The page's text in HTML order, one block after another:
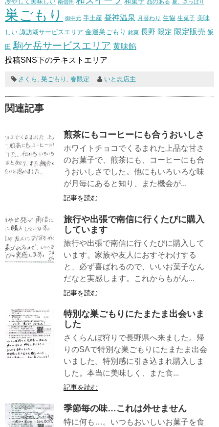
南信州 品のある 夏、さっぱり
巣ごもり 御中元 手土産 昼神温泉 月替わり 生協 生菓子 美味
しい 諏訪湖サービスエリア 金運巣ごもり 銘菓 長野 限定 限定販売 飯
田 駒ケ岳サービスエリア 黄味餡
投稿SNS下のテキストエリア
さくら , 巣ごもり , 春限定 いと忠店主
関連記事
煎茶にもコーヒーにも合うおいしさ
ホワイトチョコでくるまれた上品な甘さ
のお菓子で、煎茶にも、コーヒーにも合
うおいしさでした。他にもいろいろな味
が月毎にあると知り、また機会が...
記事を読む
旅行や出張で南信に行くたびに購入
しています
旅行や出張で南信に行くたびに購入して
います。家族や友人におすそわけする
と、必ず喜ばれるので、いいお菓子なん
だなと実感します。これからもがん...
記事を読む
特別な巣ごもりにたまたま出会いま
した
さくらんぼ狩りで長野県へ来ました。帰
りのSAで特別な巣ごもりにたまたま出会
いました。特別感に引き込まれ購入しま
した。本当に美味しく、また食...
記事を読む
季節毎の味…これは外せません
特に何も…。いつもおいしいお菓子を食